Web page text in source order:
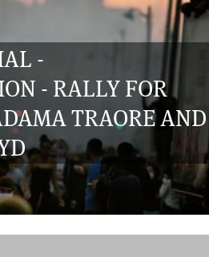
-
- RALLY FOR
TRAORE AND